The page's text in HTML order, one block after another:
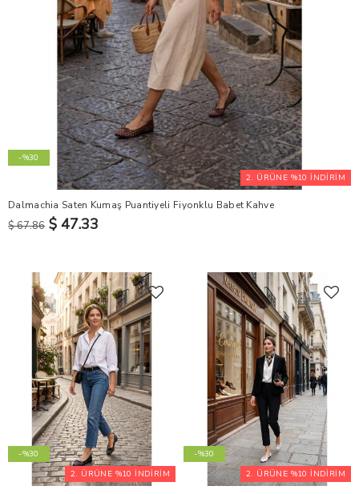
2. ÜRÜNE %10 İNDİRİM
-%30
Dalmachia Saten Kumaş Puantiyeli Fiyonklu Babet Kahve
$ 67.86 $ 47.33
2. ÜRÜNE %10 İNDİRİM
-%30
2. ÜRÜNE %10 İNDİRİM
-%30